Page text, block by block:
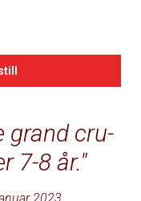
grand cru-
7-8 år.